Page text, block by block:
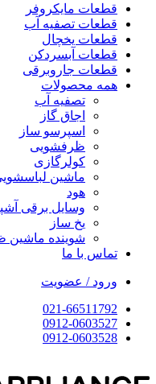
قطعات مایکروفر
قطعات تصفیه آب
قطعات یخچال
قطعات آبسردکن
قطعات جاروبرقی
همه محصولات
تصفیه آب
اجاق گاز
اسپرسو ساز
ظرفشویی
کولرگازی
ماشین
هود
وسایل برقی
یخ ساز
شوینده ماشین
تماس با ما
ورود / عضویت
021-66511792
0912-0603527
0912-0603528